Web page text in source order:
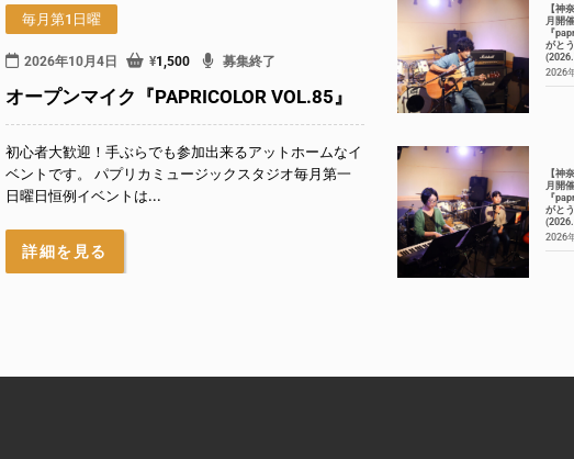
毎月第1日曜
2026年10月4日 ¥1,500 募集終了
オープンマイク『PAPRICOLOR VOL.85』
初心者大歓迎！手ぶらでも参加出来るアットホームなイ
ベントです。 パプリカミュージックスタジオ毎月第一
日曜日恒例イベントは...
詳細を見る
【神
月開
『
がと
2026
【神
月開
『
がと
2026